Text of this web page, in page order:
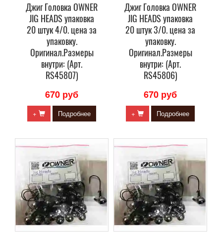
Джиг Головка OWNER
JIG HEADS упаковка
20 штук 4/0. цена за
упаковку.
Оригинал.Размеры
внутри: (Арт.
RS45807)
670 руб
+ Подробнее
Джиг Головка OWNER
JIG HEADS упаковка
20 штук 3/0. цена за
упаковку.
Оригинал.Размеры
внутри: (Арт.
RS45806)
670 руб
+ Подробнее